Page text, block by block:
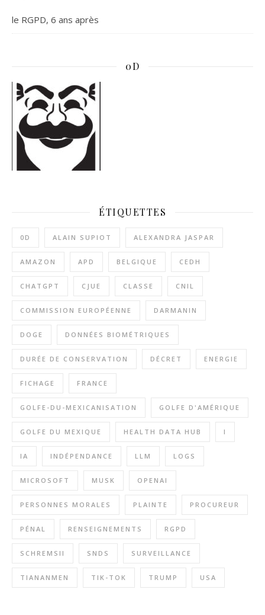
le RGPD, 6 ans après
0D
ÉTIQUETTES
0D ALAIN SUPIOT ALEXANDRA JASPAR
AMAZON APD BELGIQUE CEDH
CHATGPT CJUE CLASSE CNIL
COMMISSION EUROPÉENNE DARMANIN
DOGE DONNÉES BIOMÉTRIQUES
DURÉE DE CONSERVATION DÉCRET ENERGIE
FICHAGE FRANCE
GOLFE-DU-MEXICANISATION GOLFE D'AMÉRIQUE
GOLFE DU MEXIQUE HEALTH DATA HUB I
IA INDÉPENDANCE LLM LOGS
MICROSOFT MUSK OPENAI
PERSONNES MORALES PLAINTE PROCUREUR
PÉNAL RENSEIGNEMENTS RGPD
SCHREMSII SNDS SURVEILLANCE
TIANANMEN TIK-TOK TRUMP USA